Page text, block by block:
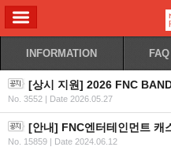
INFORMATION FAQ
[상시 지원] 2026 FNC
No. 3552 | Date 2026.05.27
[안내] FNC엔터테인먼트 캐
No. 15859 | Date 2024.06.12